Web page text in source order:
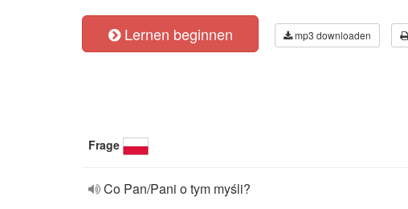
Lernen beginnen mp3 downloaden
Frage
Co Pan/Pani o tym myśli?